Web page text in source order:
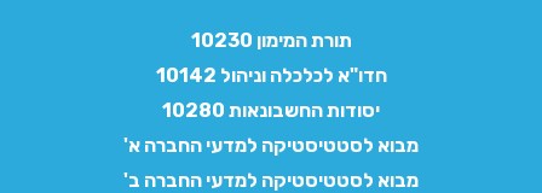
תורת המימון 10230
חדו"א לכלכלה וניהול 10142
יסודות החשבונאות 10280
מבוא לסטטיסטיקה למדעי החברה א'
מבוא לסטטיסטיקה למדעי החברה ב'